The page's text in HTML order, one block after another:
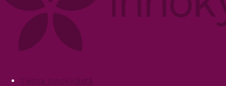
FooterTietoa Innokylästä